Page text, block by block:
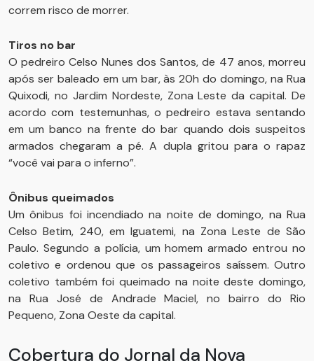
correm risco de morrer.
Tiros no bar
O pedreiro Celso Nunes dos Santos, de 47 anos, morreu
após ser baleado em um bar, às 20h do domingo, na Rua
Quixodi, no Jardim Nordeste, Zona Leste da capital. De
acordo com testemunhas, o pedreiro estava sentando
em um banco na frente do bar quando dois suspeitos
armados chegaram a pé. A dupla gritou para o rapaz
“você vai para o inferno”.
Ônibus queimados
Um ônibus foi incendiado na noite de domingo, na Rua
Celso Betim, 240, em Iguatemi, na Zona Leste de São
Paulo. Segundo a polícia, um homem armado entrou no
coletivo e ordenou que os passageiros saíssem. Outro
coletivo também foi queimado na noite deste domingo,
na Rua José de Andrade Maciel, no bairro do Rio
Pequeno, Zona Oeste da capital.
Cobertura do Jornal da Nova